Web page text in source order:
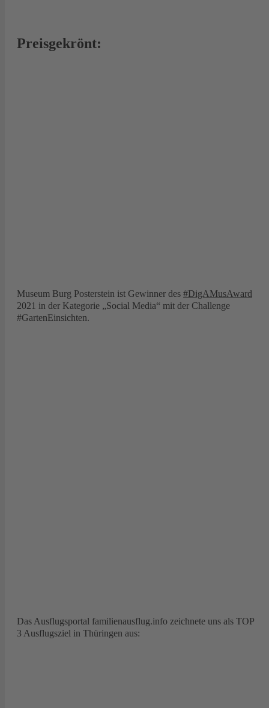
Preisgekrönt:
Museum Burg Posterstein ist Gewinner des #DigAMusAward
2021 in der Kategorie „Social Media“ mit der Challenge
#GartenEinsichten.
Das Ausflugsportal familienausflug.info zeichnete uns als TOP
3 Ausflugsziel in Thüringen aus: